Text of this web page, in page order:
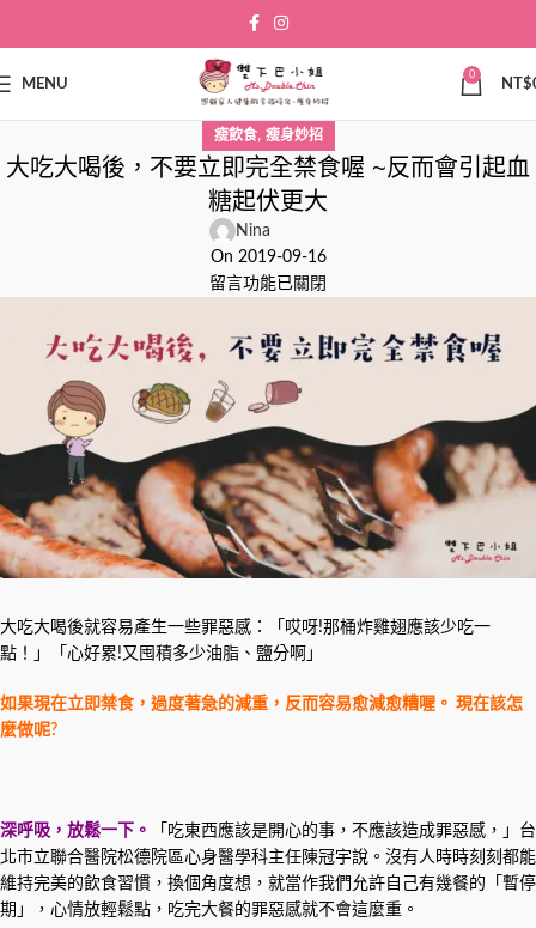
MENU
0
NT$
瘦飲食, 瘦身妙招
大吃大喝後，不要立即完全禁食喔 ~反而會引起血
糖起伏更大
Nina
On 2019-09-16
留言功能已關閉
大吃大喝後就容易產生一些罪惡感：「哎呀!那桶炸雞翅應該少吃一
點！」「心好累!又囤積多少油脂、鹽分啊」
如果現在立即禁食，過度著急的減重，反而容易愈減愈糟喔。 現在該怎
麼做呢?
深呼吸，放鬆一下。
「吃東西應該是開心的事，不應該造成罪惡感，」台
北市立聯合醫院松德院區心身醫學科主任陳冠宇說。沒有人時時刻刻都能
維持完美的飲食習慣，換個角度想，就當作我們允許自己有幾餐的「暫停
期」，心情放輕鬆點，吃完大餐的罪惡感就不會這麼重。